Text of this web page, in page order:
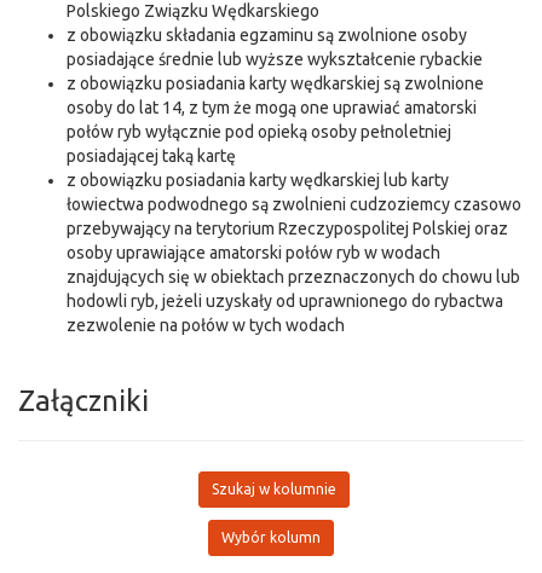
Polskiego Związku Wędkarskiego
z obowiązku składania egzaminu są zwolnione osoby
posiadające średnie lub wyższe wykształcenie rybackie
z obowiązku posiadania karty wędkarskiej są zwolnione
osoby do lat 14, z tym że mogą one uprawiać amatorski
połów ryb wyłącznie pod opieką osoby pełnoletniej
posiadającej taką kartę
z obowiązku posiadania karty wędkarskiej lub karty
łowiectwa podwodnego są zwolnieni cudzoziemcy czasowo
przebywający na terytorium Rzeczypospolitej Polskiej oraz
osoby uprawiające amatorski połów ryb w wodach
znajdujących się w obiektach przeznaczonych do chowu lub
hodowli ryb, jeżeli uzyskały od uprawnionego do rybactwa
zezwolenie na połów w tych wodach
Załączniki
Szukaj w kolumnie
Wybór kolumn